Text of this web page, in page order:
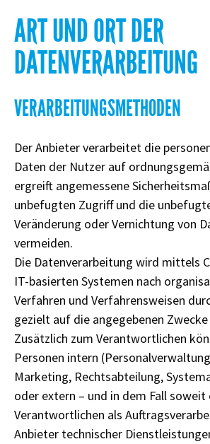
ART UND ORT DER
DATENVERARBEITUNG
VERARBEITUNGSMETHODEN
Der Anbieter verarbeitet die
Daten der Nutzer auf
ergreift angemessene
unbefugten Zugriff und die
Veränderung oder Vernichtung von
vermeiden.
Die Datenverarbeitung wird mittels
IT-basierten Systemen nach
Verfahren und Verfahrensweisen
gezielt auf die angegebenen
Zusätzlich zum Verantwortlichen
Personen intern
Marketing, Rechtsabteilung,
oder extern – und in dem Fall
Verantwortlichen als
Anbieter technischer